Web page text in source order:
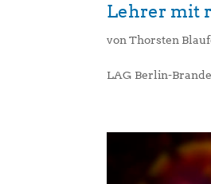
Lehrer mit
vonThorsten
LAG Berlin-